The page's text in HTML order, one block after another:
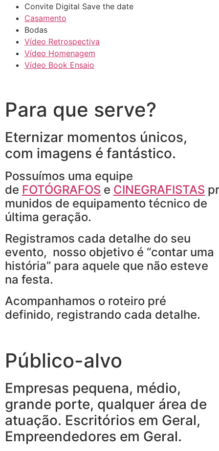
Convite Digital Save the date
Casamento
Bodas
Vídeo Retrospectiva
Vídeo Homenagem
Vídeo Book Ensaio
Para que serve?
Eternizar momentos únicos,
com imagens é fantástico.
Possuímos uma equipe
de FOTÓGRAFOS e CINEGRAFISTAS
munidos de equipamento técnico de
última geração.
Registramos cada detalhe do seu
evento, nosso objetivo é “contar uma
história” para aquele que não esteve
na festa.
Acompanhamos o roteiro pré
definido, registrando cada detalhe.
Público-alvo
Empresas pequena, médio,
grande porte, qualquer área de
atuação. Escritórios em Geral,
Empreendedores em Geral.